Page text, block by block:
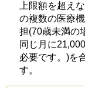
上限額を超え
の複数の医療
担(70歳未満の
同じ月に
必要です。)を
す。